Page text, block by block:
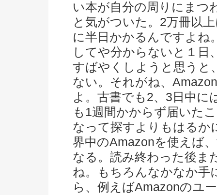
い本が自分の周りにまつ
と気がついた。2万冊以
に半日かかるんですよね
してや分からないと１日
すばやくしようと思うと
ない。それがね、
よ。古書でも2、3日中に
も1週間かからず届いた
なって探すよりもはるか
界中のAmazonを使えば
なる。読み終わった後ま
ね。もちろんなかなか手
ら、例えばAmazonのユ